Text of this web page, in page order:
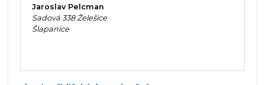
Jaroslav Pelcman
Sadová 338 Želešice
Šlapanice